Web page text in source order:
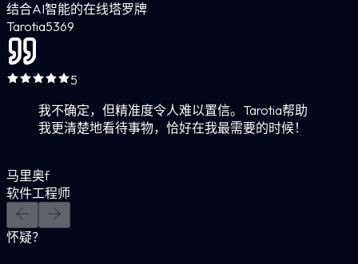
结合AI智能的在线塔罗牌
Tarotia5369
5
我不确定，但精准度令人难以置信。Tarotia帮助
我更清楚地看待事物，恰好在我最需要的时候！
马里奥f
软件工程师
怀疑？